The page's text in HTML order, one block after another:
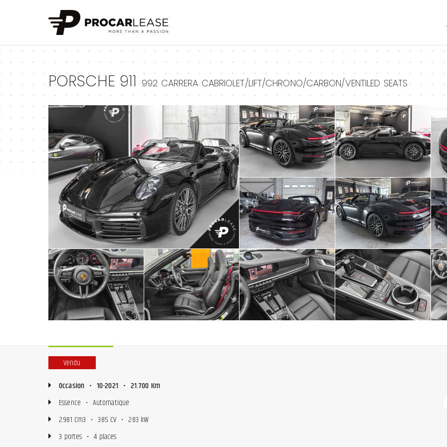
PORSCHE 911 992 CARRERA CABRIOLET/LIFT/CHRONO/CARBON/VENTILED SEATS
+
+
+ +
+ + + +
Vendu
Occasion • 10-2021 • 21.700 Km
Essence • Automatique
2.981 Cm3 • 385 CV • 283 kW
3 portes • 4 places